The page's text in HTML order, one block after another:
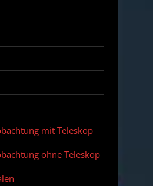
mit Teleskop
ohne Teleskop